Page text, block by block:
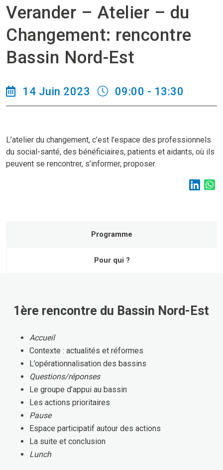
Verander – Atelier – du
Changement: rencontre
Bassin Nord-Est
14 Juin 2023 09:00 - 13:30
L’atelier du changement, c’est l’espace des professionnels
du social-santé, des bénéficiaires, patients et aidants, où ils
peuvent se rencontrer, s’informer, proposer.
Programme
Pour qui ?
1ère rencontre du Bassin Nord-Est
Accueil
Contexte : actualités et réformes
L’opérationnalisation des bassins
Questions/réponses
Le groupe d’appui au bassin
Les actions prioritaires
Pause
Espace participatif autour des actions
La suite et conclusion
Lunch